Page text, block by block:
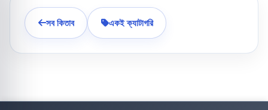
সব কিতাব একই ক্যাটাগরি